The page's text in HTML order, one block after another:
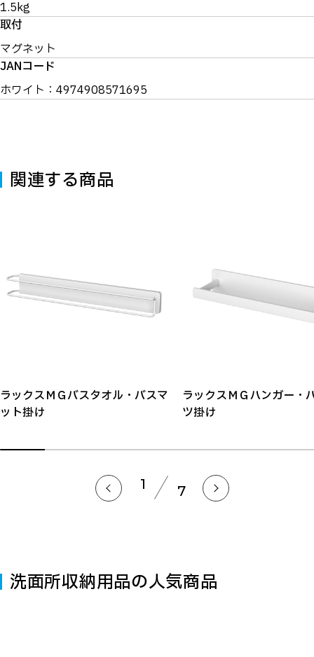
1.5kg
取付
マグネット
JANコード
ホワイト：4974908571695
関連する商品
ラックスＭＧバスタオル・バスマ
ット掛け
ラックスＭＧハンガー・
ツ掛け
1 7
洗面所収納用品の人気商品